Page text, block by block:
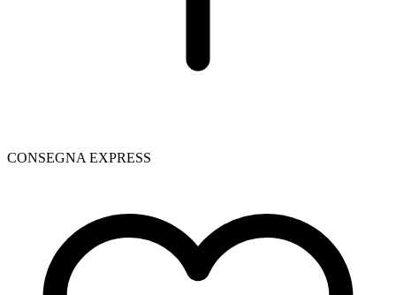
CONSEGNA EXPRESS